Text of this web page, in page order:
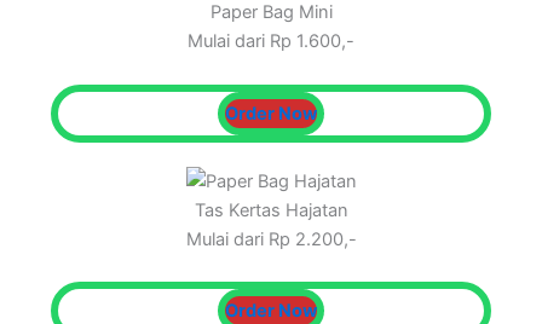
Paper Bag Mini
Mulai dari Rp 1.600,-
Order Now
Tas Kertas Hajatan
Mulai dari Rp 2.200,-
Order Now